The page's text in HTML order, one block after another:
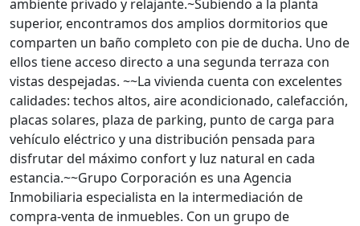
ambiente privado y relajante.~Subiendo a la planta
superior, encontramos dos amplios dormitorios que
comparten un baño completo con pie de ducha. Uno de
ellos tiene acceso directo a una segunda terraza con
vistas despejadas. ~~La vivienda cuenta con excelentes
calidades: techos altos, aire acondicionado, calefacción,
placas solares, plaza de parking, punto de carga para
vehículo eléctrico y una distribución pensada para
disfrutar del máximo confort y luz natural en cada
estancia.~~Grupo Corporación es una Agencia
Inmobiliaria especialista en la intermediación de
compra-venta de inmuebles. Con un grupo de